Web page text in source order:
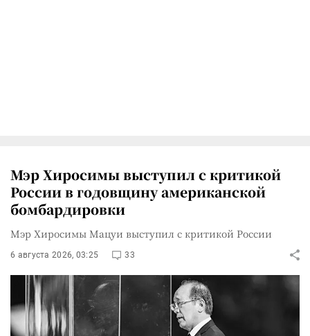
Мэр Хиросимы выступил с критикой
России в годовщину американской
бомбардировки
Мэр Хиросимы Мацуи выступил с критикой России
6 августа 2026, 03:25 33